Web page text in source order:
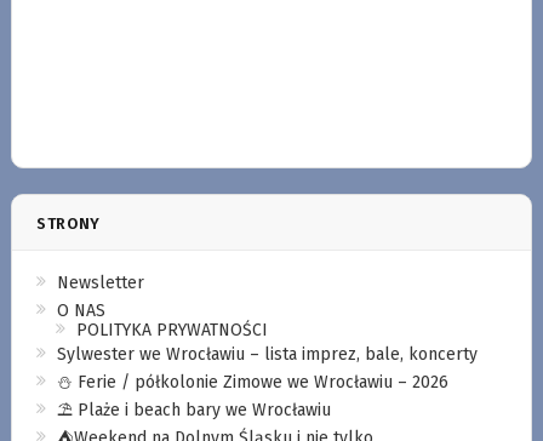
STRONY
Newsletter
O NAS
POLITYKA PRYWATNOŚCI
Sylwester we Wrocławiu – lista imprez, bale, koncerty
⛄️ Ferie / półkolonie Zimowe we Wrocławiu – 2026
⛱️ Plaże i beach bary we Wrocławiu